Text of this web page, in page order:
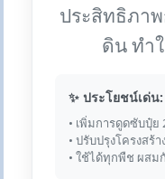
ประสิทธิภา
ดิน ทำ
✨ ประโยชน์เด่น:
• เพิ่มการดูดซับปุ๋ย
• ปรับปรุงโครงสร้
• ใช้ได้ทุกพืช ผสม